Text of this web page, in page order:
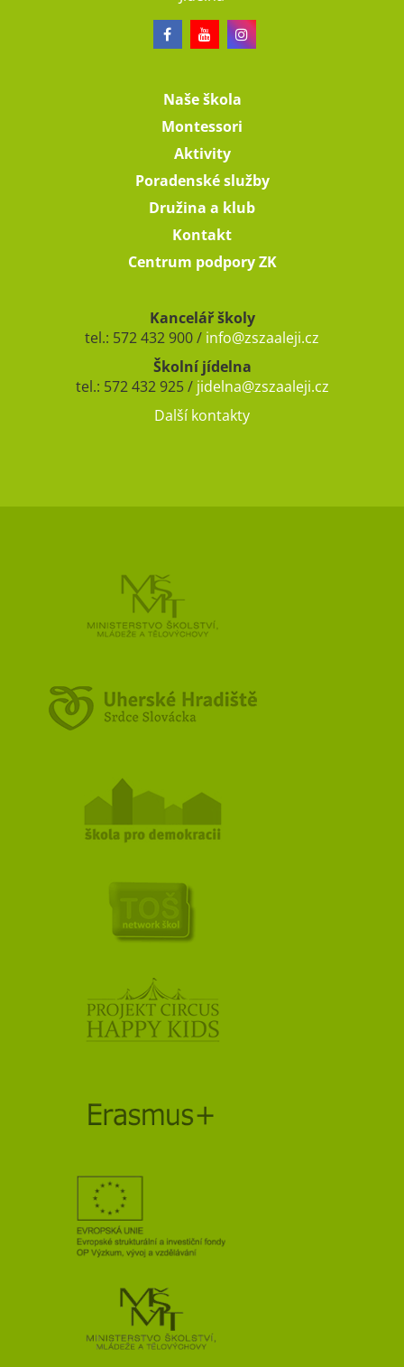
Naše škola
Montessori
Aktivity
Poradenské služby
Družina a klub
Kontakt
Centrum podpory ZK
Kancelář školy
tel.: 572 432 900 / info@zszaaleji.cz
Školní jídelna
tel.: 572 432 925 / jidelna@zszaaleji.cz
Další kontakty